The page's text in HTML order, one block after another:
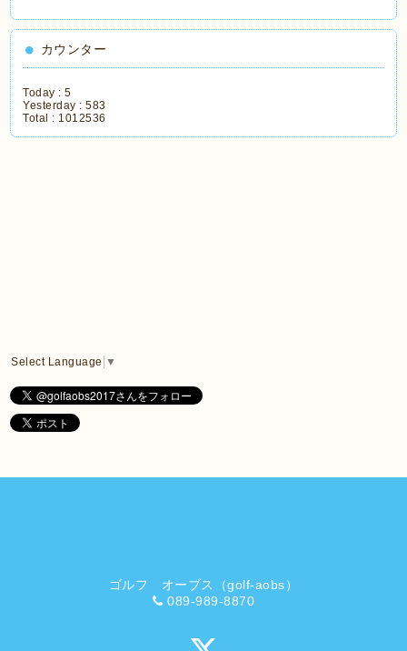
カウンター
Today :5
Yesterday :583
Total : 1012536
Select Language ▼
ゴルフ オーブス（golf-aobs）
089-989-8870